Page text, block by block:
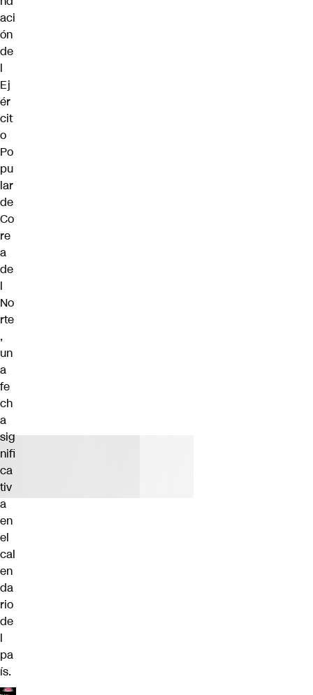
aci
ón
de
l
Ej
ér
cit
o
Po
pu
lar
de
Co
re
a
de
l
No
rte
,
un
a
fe
ch
a
sig
nifi
ca
tiv
a
en
el
cal
en
da
rio
de
l
pa
ís.